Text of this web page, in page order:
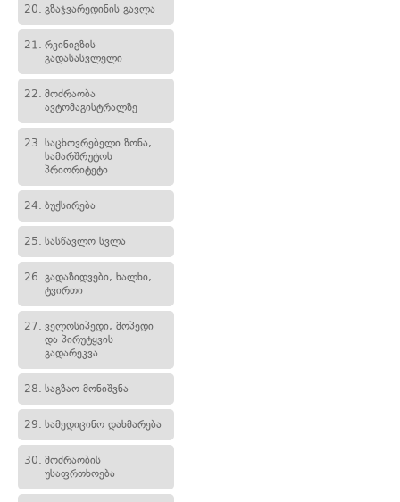
20. გზაჯვარედინის გავლა
21. რკინიგზის
გადასასვლელი
22. მოძრაობა
ავტომაგისტრალზე
23. საცხოვრებელი ზონა,
სამარშრუტოს
პრიორიტეტი
24. ბუქსირება
25. სასწავლო სვლა
26. გადაზიდვები, ხალხი,
ტვირთი
27. ველოსიპედი, მოპედი
და პირუტყვის
გადარეკვა
28. საგზაო მონიშვნა
29. სამედიცინო დახმარება
30. მოძრაობის
უსაფრთხოება